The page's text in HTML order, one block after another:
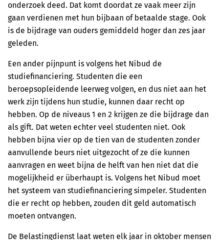
onderzoek deed. Dat komt doordat ze vaak meer zijn
gaan verdienen met hun bijbaan of betaalde stage. Ook
is de bijdrage van ouders gemiddeld hoger dan zes jaar
geleden.
Een ander pijnpunt is volgens het Nibud de
studiefinanciering. Studenten die een
beroepsopleidende leerweg volgen, en dus niet aan het
werk zijn tijdens hun studie, kunnen daar recht op
hebben. Op de niveaus 1 en 2 krijgen ze die bijdrage dan
als gift. Dat weten echter veel studenten niet. Ook
hebben bijna vier op de tien van de studenten zonder
aanvullende beurs niet uitgezocht of ze die kunnen
aanvragen en weet bijna de helft van hen niet dat die
mogelijkheid er überhaupt is. Volgens het Nibud moet
het systeem van studiefinanciering simpeler. Studenten
die er recht op hebben, zouden dit geld automatisch
moeten ontvangen.
De Belastingdienst laat weten elk jaar in oktober mensen